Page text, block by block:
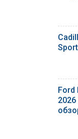
Ford
2026